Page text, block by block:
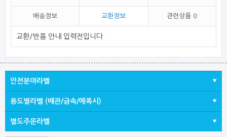
배송정보 교환정보 관련상품 0
교환/반품 안내 입력전입니다.
안전분야라벨
용도별라벨 (배관/금속/에폭시)
별도주문라벨
감전